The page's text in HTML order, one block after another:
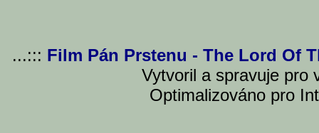
...::: Film Pán Prstenu - The Lord Of
Vytvoril a spravuje pro
Optimalizováno pro